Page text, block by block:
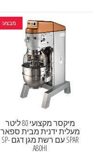
מבצע!
מיקסר מקצועי 80 ליטר
מעלית ידנית מבית ספאר
SPAR עם רשת מגן דגם SP-
A80HI